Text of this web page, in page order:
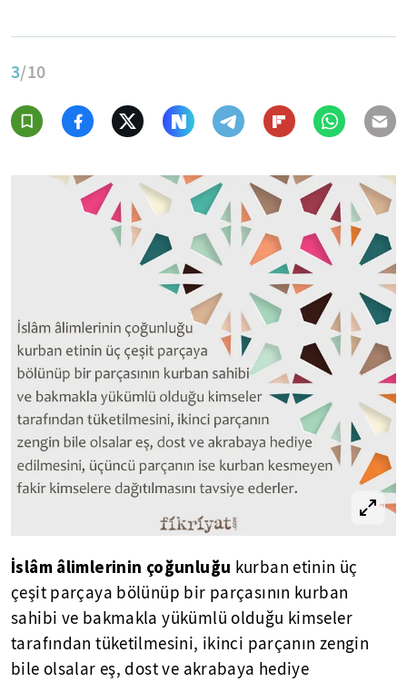
3/10
İslâm âlimlerinin çoğunluğu kurban etinin üç
çeşit parçaya bölünüp bir parçasının kurban
sahibi ve bakmakla yükümlü olduğu kimseler
tarafından tüketilmesini, ikinci parçanın zengin
bile olsalar eş, dost ve akrabaya hediye